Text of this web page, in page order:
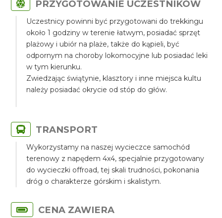
PRZYGOTOWANIE UCZESTNIKÓW
Uczestnicy powinni być przygotowani do trekkingu
około 1 godziny w terenie łatwym, posiadać sprzęt
plażowy i ubiór na plaże, także do kąpieli, być
odpornym na choroby lokomocyjne lub posiadać leki
w tym kierunku.
Zwiedzając świątynie, klasztory i inne miejsca kultu
należy posiadać okrycie od stóp do głów.
TRANSPORT
Wykorzystamy na naszej wycieczce samochód
terenowy z napędem 4x4, specjalnie przygotowany
do wycieczki offroad, tej skali trudności, pokonania
dróg o charakterze górskim i skalistym.
CENA ZAWIERA